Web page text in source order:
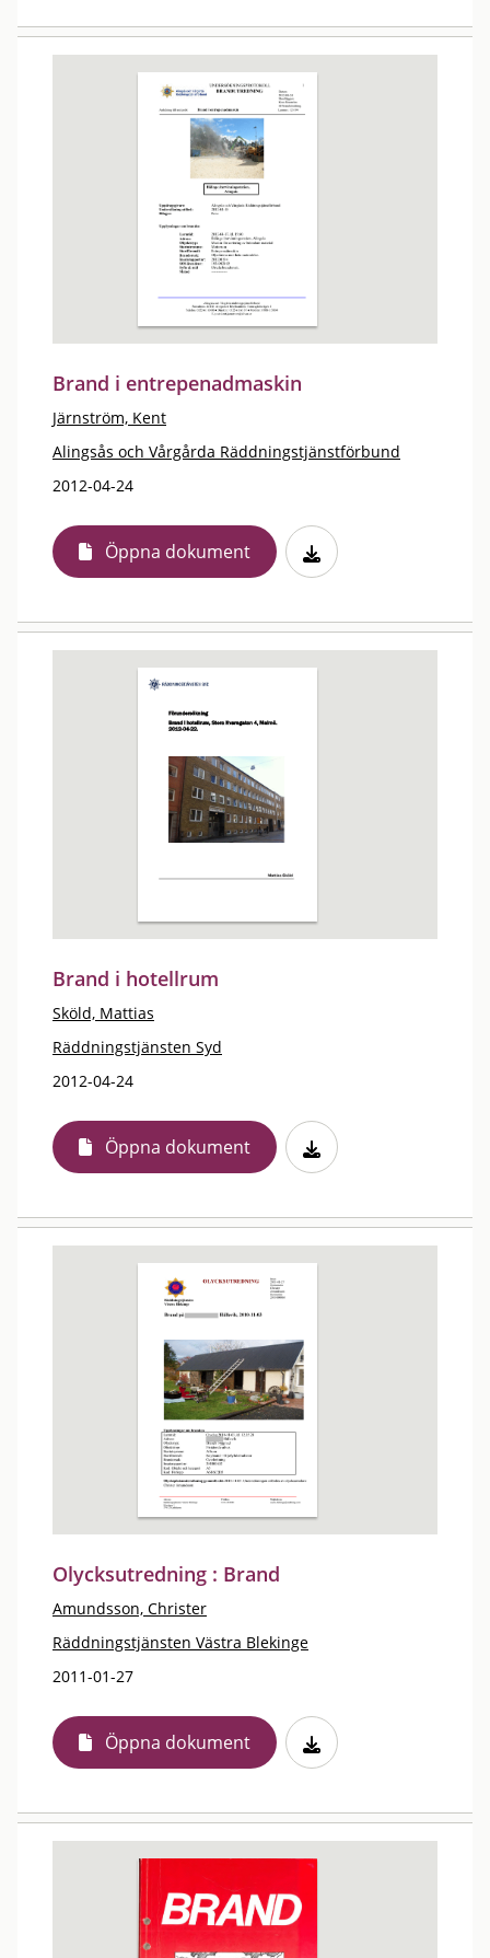
Brand i entrepenadmaskin
Järnström, Kent
Alingsås och Vårgårda Räddningstjänstförbund
2012-04-24
Öppna dokument
Brand i hotellrum
Sköld, Mattias
Räddningstjänsten Syd
2012-04-24
Öppna dokument
Olycksutredning : Brand
Amundsson, Christer
Räddningstjänsten Västra Blekinge
2011-01-27
Öppna dokument